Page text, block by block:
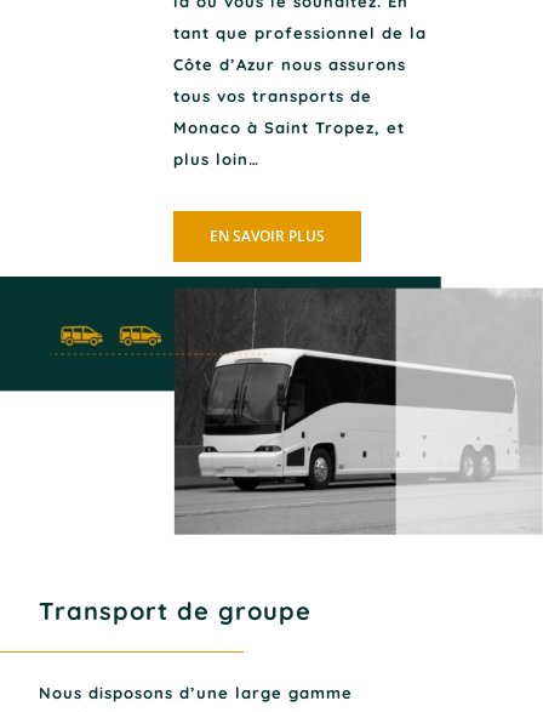
tant que professionnel de la
Côte d’Azur nous assurons
tous vos transports de
Monaco à Saint Tropez, et
plus loin…
EN SAVOIR PLUS
Transport de groupe
Nous disposons d’une large gamme